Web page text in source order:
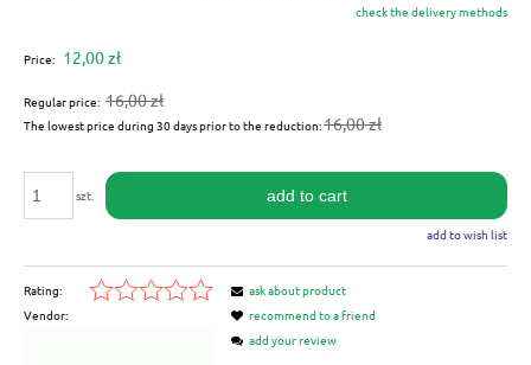
The price does not include any possible payment costscheck the delivery methods
Price: 12,00 zł
Regular price: 16,00 zł
The lowest price during 30 days prior to the reduction:16,00 zł
szt. add to cart
add to wish list
Rating:
Vendor:
ask about product
recommend to a friend
add your review